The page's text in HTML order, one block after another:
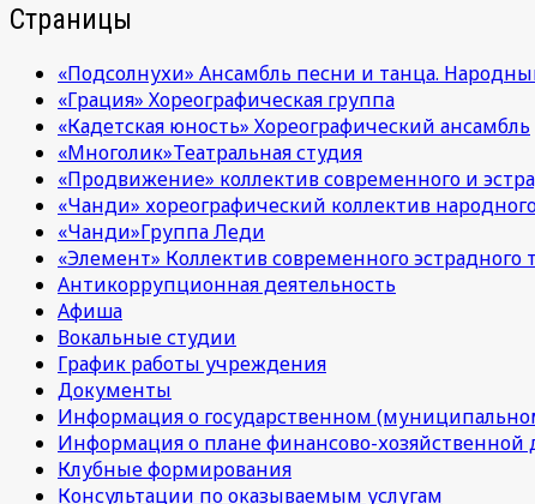
Страницы
«Подсолнухи» Ансамбль песни и танца.
«Грация» Хореографическая группа
«Кадетская юность» Хореографический ансамбль
«Многолик»Театральная студия
«Продвижение» коллектив современного и
«Чанди» хореографический коллектив
«Чанди»Группа Леди
«Элемент» Коллектив современного эстрадного
Антикоррупционная деятельность
Афиша
Вокальные студии
График работы учреждения
Документы
Информация о государственном
Информация о плане финансово-хозяйственной
Клубные формирования
Консультации по оказываемым услугам